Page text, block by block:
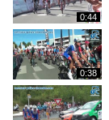
0:44
0:38